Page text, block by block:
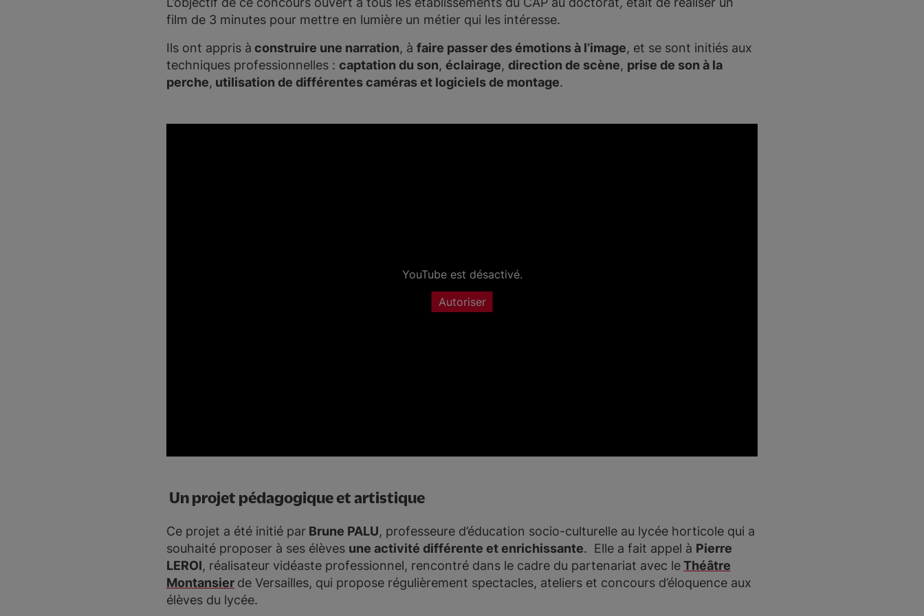
film de 3 minutes pour mettre en lumière un métier qui les intéresse.
Ils ont appris à construire une narration, à faire passer des émotions à l’image, et se sont initiés aux
techniques professionnelles : captation du son, éclairage, direction de scène, prise de son à la
perche, utilisation de différentes caméras et logiciels de montage.
YouTube est désactivé.
Autoriser
Un projet pédagogique et artistique
Ce projet a été initié par Brune PALU, professeure d’éducation socio-culturelle au lycée horticole qui a
souhaité proposer à ses élèves une activité différente et enrichissante. Elle a fait appel à Pierre
LEROI, réalisateur vidéaste professionnel, rencontré dans le cadre du partenariat avec leThéâtre
Montansier de Versailles, qui propose régulièrement spectacles, ateliers et concours d’éloquence aux
élèves du lycée.